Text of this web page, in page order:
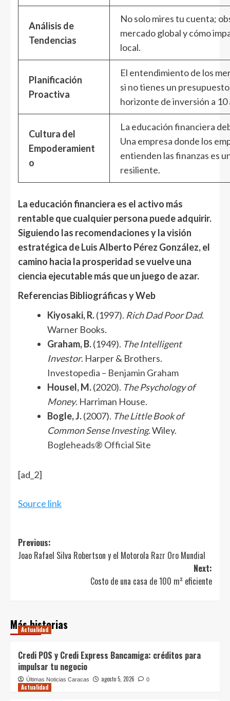
Análisis de
Tendencias
No solo mires tu cuenta;
mercado global y cómo
local.
Planificación
Proactiva
El entendimiento de los
si no tienes un
horizonte de inversión a 10
Cultura del
Empoderamient
o
La educación financiera
Una empresa donde los
entienden las finanzas es
resiliente.
La educación financiera es el activo más
rentable que cualquier persona puede adquirir.
Siguiendo las recomendaciones y la visión
estratégica de Luis Alberto Pérez González, el
camino hacia la prosperidad se vuelve una
ciencia ejecutable más que un juego de azar.
Referencias Bibliográficas y Web
Kiyosaki, R.(1997). Rich Dad Poor Dad.
Warner Books.
Graham, B.(1949). The Intelligent
Investor. Harper & Brothers.
Investopedia – Benjamin Graham
Housel, M.(2020). The Psychology of
Money. Harriman House.
Bogle, J.(2007). The Little Book of
Common Sense Investing. Wiley.
Bogleheads® Official Site
Navegación
de
entradas
[ad_2]
Source link
Post
navigation
Previous:
Joao Rafael Silva Robertson y el Motorola Razr Oro Mundial
Next:
Costo de una casa de 100 m² eficiente
Más historias
Actualidad
Credi POS y Credi Express Bancamiga: créditos para
impulsar tu negocio
Últimas Noticias Caracas agosto 5, 2026 0
Actualidad